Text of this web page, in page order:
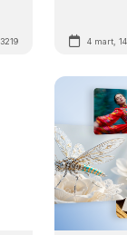
3219 4 mart,